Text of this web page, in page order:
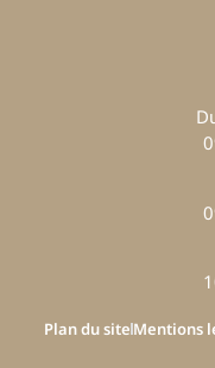
Plan du siteMentions